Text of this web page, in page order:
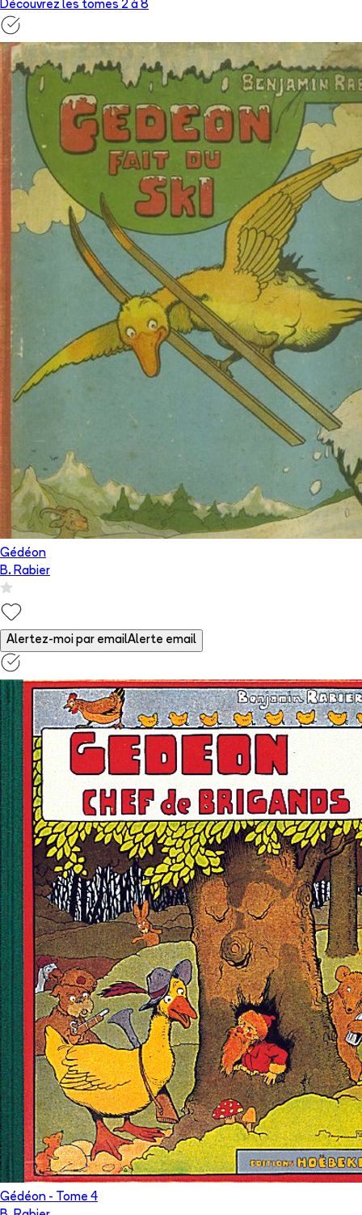
Découvrez les tomes 2 à 8
Gédéon
B. Rabier
Alertez-moi par emailAlerte email
Gédéon - Tome 4